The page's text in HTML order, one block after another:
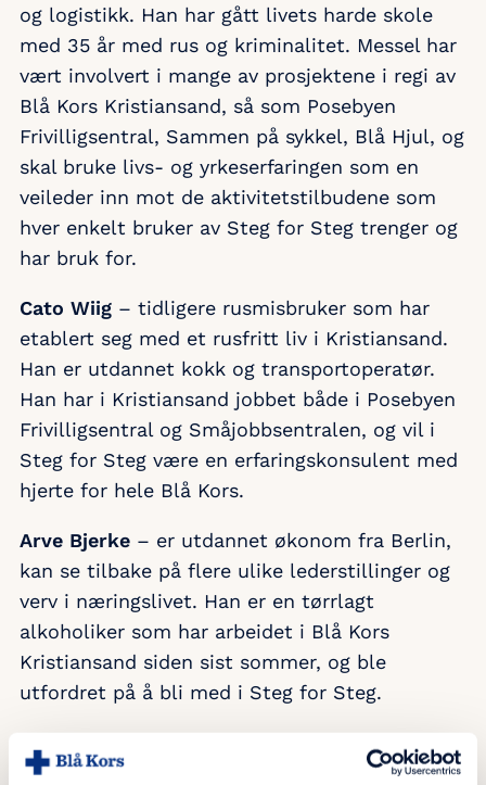
og logistikk. Han har gått livets harde skole
med 35 år med rus og kriminalitet. Messel har
vært involvert i mange av prosjektene i regi av
Blå Kors Kristiansand, så som Posebyen
Frivilligsentral, Sammen på sykkel, Blå Hjul, og
skal bruke livs- og yrkeserfaringen som en
veileder inn mot de aktivitetstilbudene som
hver enkelt bruker av Steg for Steg trenger og
har bruk for.
Cato Wiig – tidligere rusmisbruker som har
etablert seg med et rusfritt liv i Kristiansand.
Han er utdannet kokk og transportoperatør.
Han har i Kristiansand jobbet både i Posebyen
Frivilligsentral og Småjobbsentralen, og vil i
Steg for Steg være en erfaringskonsulent med
hjerte for hele Blå Kors.
Arve Bjerke – er utdannet økonom fra Berlin,
kan se tilbake på flere ulike lederstillinger og
verv i næringslivet. Han er en tørrlagt
alkoholiker som har arbeidet i Blå Kors
Kristiansand siden sist sommer, og ble
utfordret på å bli med i Steg for Steg.
for Steg. Startet i Blå Kors Kristiansand